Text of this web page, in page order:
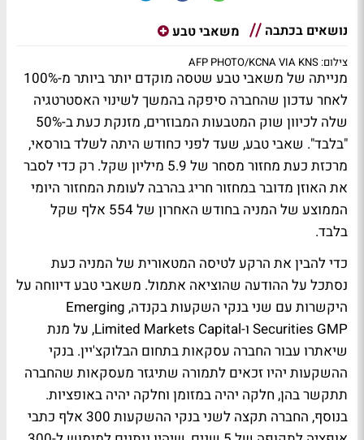
נושאים בכתבה משאבי טבע
צילום: AFP PHOTO/KCNA VIA KNS
מנייתה של משאבי טבע שטסה מוקדם יותר ביותר מ-100%
לאחר עדכון שהחברה סיפקה בהמשך לשינוי האסטרטגיה
שלה לכיוון שוק המטבעות המבוזרים, מזנקת כעת ב-50%
"בלבד". שאבי טבע, שעד לפני כחודש היתה לשלד בורסאי,
מרכזת כעת מחזור מסחר של 5.9 מיליון שקל. רק כדי לסבר
את האוזן מדובר במחזור חריג בהרבה לעומת המחזור היומי
הממוצע של המניה בחודש האחרון של 554 אלף שקל
בלבד.
כדי להבין את הרקע לטיסה המטאורית של המניה כעת
נסתכל על ההודעה שהוציאה אתמול. משאבי טבע דיווחה על
היקשרות עם שני בנקי השקעות בקנדה, Emerging
Securities GMP ו-Limited Markets Capital, על מנת
שיאתרו עבור החברה עסקאות בתחום הבלוקצ'יין. בנקי
ההשקעות יהיו זכאים לתמורה שתיגזר מעסקאות שהחברה
תתקשר בהן, חלקה יהיה במזומן וחלקה יהיה באופציות.
בנוסף, החברה תקצה לשני בנקי ההשקעות 300 אלף כתבי